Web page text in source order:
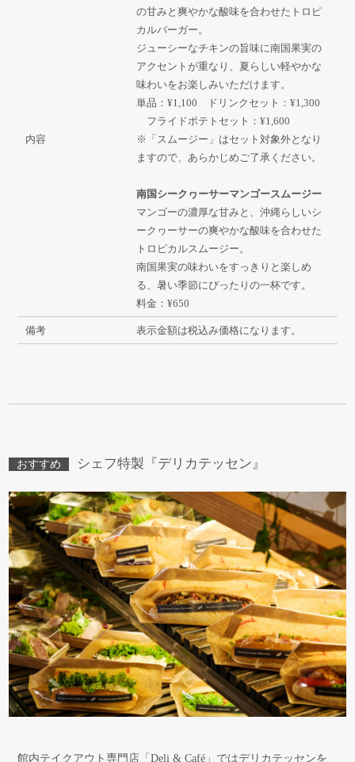
内容
の甘みと爽やかな酸味を合わせたトロピ
カルバーガー。
ジューシーなチキンの旨味に南国果実の
アクセントが重なり、夏らしい軽やかな
味わいをお楽しみいただけます。
単品：¥1,100 ドリンクセット：¥1,300
フライドポテトセット：¥1,600
※「スムージー」はセット対象外となり
ますので、あらかじめご了承ください。
南国シークヮーサーマンゴースムージー
マンゴーの濃厚な甘みと、沖縄らしいシ
ークヮーサーの爽やかな酸味を合わせた
トロピカルスムージー。
南国果実の味わいをすっきりと楽しめ
る、暑い季節にぴったりの一杯です。
料金：¥650
備考 表示金額は税込み価格になります。
おすすめ シェフ特製『デリカテッセン』
館内テイクアウト専門店「Deli & Café」ではデリカテッセンを